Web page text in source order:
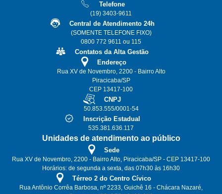
Telefone
(19) 3403-9611
Central de Atendimento 24h
(SOMENTE TELEFONE FIXO)
0800 772 9611 ou 115
Contatos da Alta Gestão
Endereço
Rua XV de Novembro, 2200 - Bairro Alto
Piracicaba/SP
CEP 13417-100
CNPJ
50.853.555/0001-54
Inscrição Estadual
535.381.636.117
Unidades de atendimento ao público
Sede
Rua XV de Novembro, 2200 - Bairro Alto, Piracicaba/SP - CEP 13417-100
Horários: de segunda a sexta, das 07h30 às 16h30
Térreo 2 do Centro Cívico
Rua Antônio Corrêa Barbosa, nº 2233, Guichê 16 - Chácara Nazaré,